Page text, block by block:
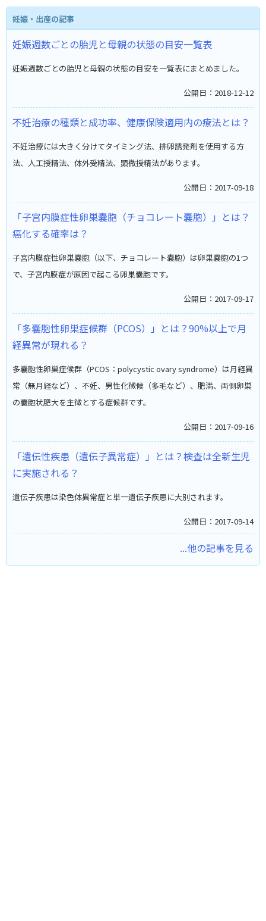
妊娠・出産の記事
妊娠週数ごとの胎児と母親の状態の目安一覧表
妊娠週数ごとの胎児と母親の状態の目安を一覧表にまとめました。
公開日：2018-12-12
不妊治療の種類と成功率、健康保険適用内の療法とは？
不妊治療には大きく分けてタイミング法、排卵誘発剤を使用する方
法、人工授精法、体外受精法、顕微授精法があります。
公開日：2017-09-18
「子宮内膜症性卵巣嚢胞（チョコレート嚢胞）」とは？
癌化する確率は？
子宮内膜症性卵巣嚢胞（以下、チョコレート嚢胞）は卵巣嚢胞の1つ
で、子宮内膜症が原因で起こる卵巣嚢胞です。
公開日：2017-09-17
「多嚢胞性卵巣症候群（PCOS）」とは？90%以上で月
経異常が現れる？
多嚢胞性卵巣症候群（PCOS：polycystic ovary syndrome）は月経異
常（無月経など）、不妊、男性化徴候（多毛など）、肥満、両側卵巣
の嚢胞状肥大を主徴とする症候群です。
公開日：2017-09-16
「遺伝性疾患（遺伝子異常症）」とは？検査は全新生児
に実施される？
遺伝子疾患は染色体異常症と単一遺伝子疾患に大別されます。
公開日：2017-09-14
...他の記事を見る